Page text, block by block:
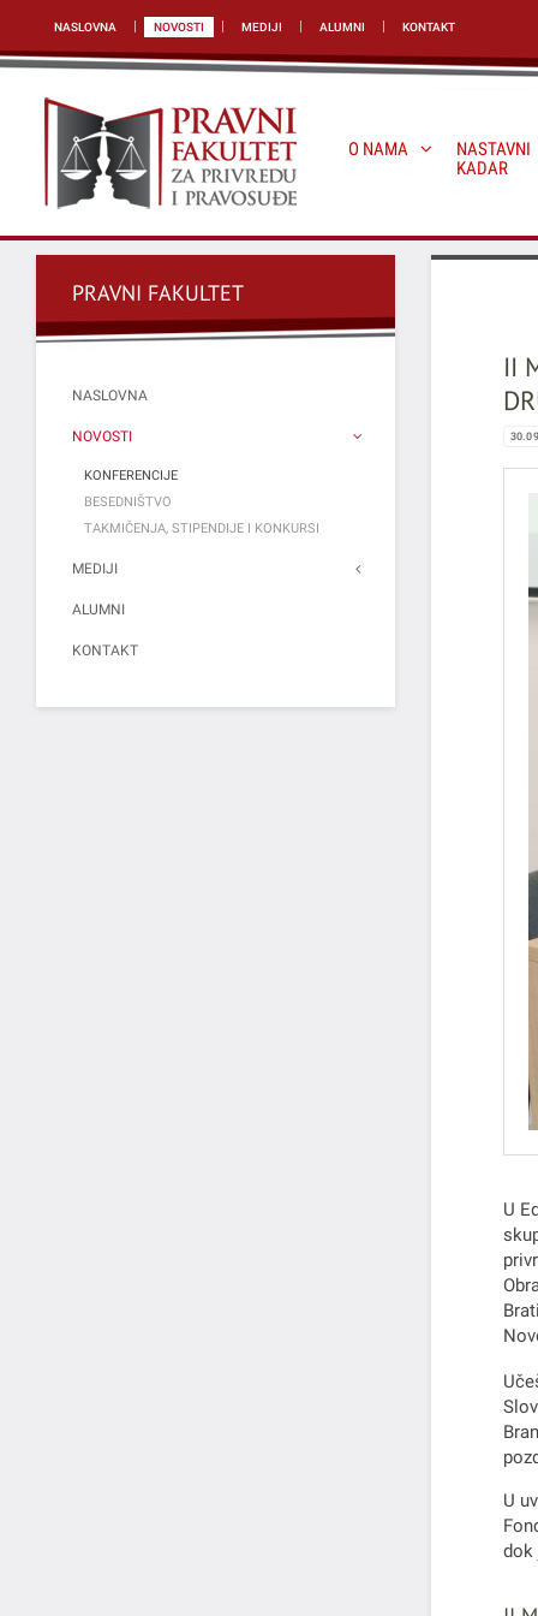
NASLOVNA NOVOSTI MEDIJI ALUMNI KONTAKT
O NAMA
NASTAVNI
KADAR
II
U
U
dok
PRAVNI FAKULTET
NASLOVNA
NOVOSTI
KONFERENCIJE
BESEDNIŠTVO
TAKMIČENJA, STIPENDIJE I KONKURSI
MEDIJI
ALUMNI
KONTAKT